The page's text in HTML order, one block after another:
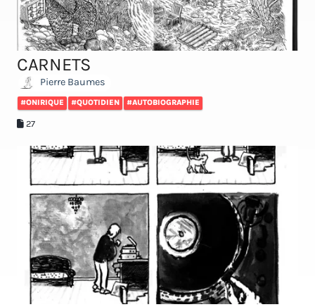
CARNETS
Pierre Baumes
#ONIRIQUE #QUOTIDIEN #AUTOBIOGRAPHIE
27